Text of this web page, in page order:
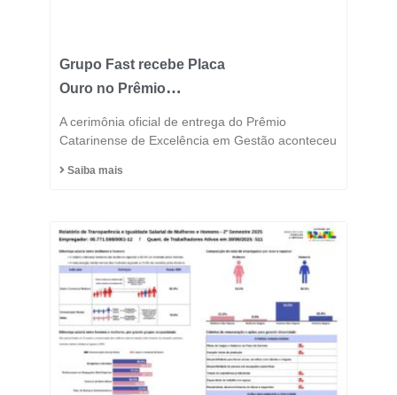
Grupo Fast recebe Placa
Ouro no Prêmio
Excelência 2025 e
A cerimônia oficial de entrega do Prêmio
Catarinense de Excelência em Gestão aconteceu
Saiba mais